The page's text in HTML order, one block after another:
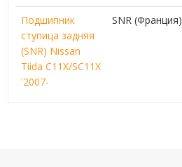
Подшипник
ступица задняя
(SNR) Nissan
Tiida C11X/SC11X
'2007-
SNR (Франция)